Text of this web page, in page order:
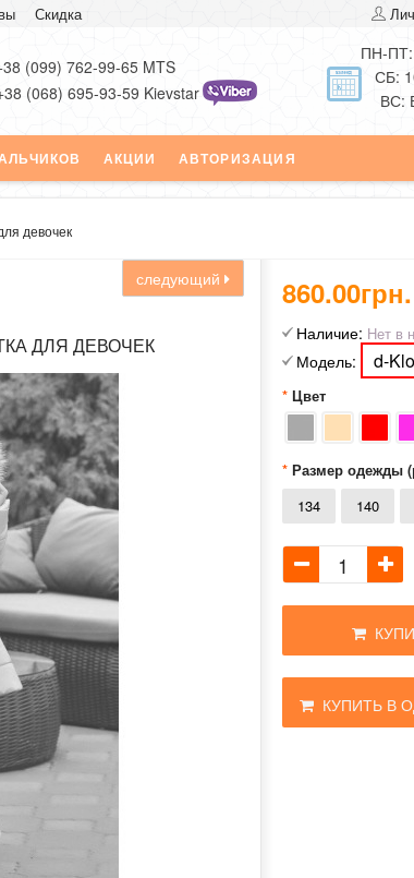
Скидка
(099) 762-99-65 MTS
(068) 695-93-59 Kievstar
ПН-ПТ:
СБ:
ВС:
АКЦИИ АВТОРИЗАЦИЯ
девочек
следующий
ДЛЯ ДЕВОЧЕК
860.00грн.
Наличие: Нет в
Модель: d-
Цвет
Размер одежды
134
140
КУПИТЬ В